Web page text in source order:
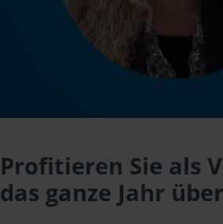
Profitieren Sie als
das ganze Jahr über